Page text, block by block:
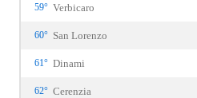
59° Verbicaro
60° San Lorenzo
61° Dinami
62° Cerenzia